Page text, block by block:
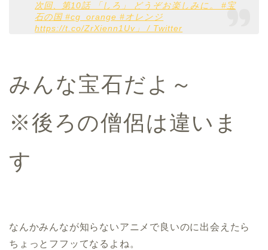
次回、第10話 「しろ」 どうぞお楽しみに。 #宝
石の国 #cg_orange #オレンジ
https://t.co/ZrXienn1Uv」 / Twitter
みんな宝石だよ～
※後ろの僧侶は違いま
す
なんかみんなが知らないアニメで良いのに出会えたら
ちょっとフフッてなるよね。